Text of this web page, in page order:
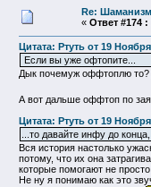
Re:
« Ответ #174 :
Цитата: Ртуть от 19
Если вы уже офтопите...
Дык почемуж оффтоплю то?
А вот дальше оффтоп по
Цитата: Ртуть от 19
...то давайте инфу до
Вся история настолько
потому, что их она
которые помогают не просто
Не ну я понимаю как это